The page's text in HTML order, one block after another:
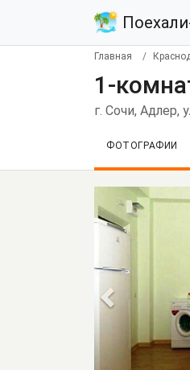
Главная
1-
г. Сочи, Адлер,
ФОТОГРАФИИ